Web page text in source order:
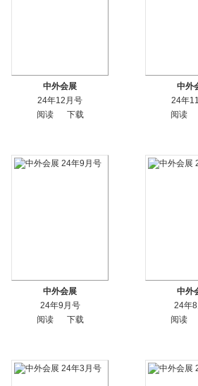
中外会展
24年12月号
阅读
下载
中外
24年
阅读
中外会展
24年9月号
阅读
下载
中外
24年
阅读